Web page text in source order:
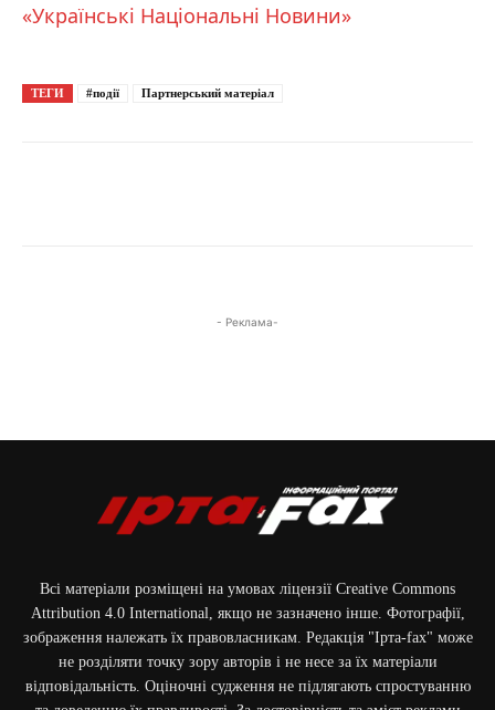
«Українські Національні Новини»
ТЕГИ #події Партнерський матеріал
- Реклама-
Всі матеріали розміщені на умовах ліцензії Creative Commons
Attribution 4.0 International, якщо не зазначено інше. Фотографії,
зображення належать їх правовласникам. Редакція "Ірта-fax" може
не розділяти точку зору авторів і не несе за їх матеріали
відповідальність. Оціночні судження не підлягають спростуванню